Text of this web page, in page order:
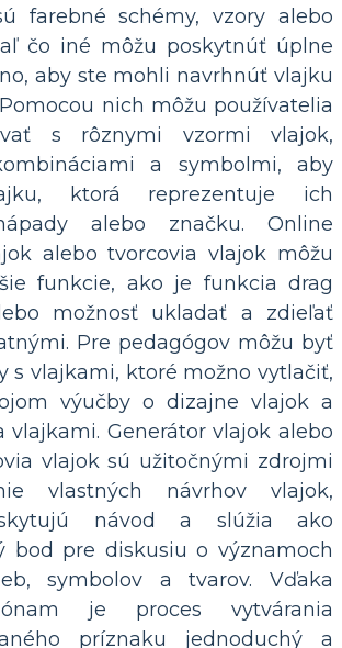
farebné schémy, vzory alebo
čo iné môžu poskytnúť úplne
aby ste mohli navrhnúť vlajku
nich môžu používatelia
s rôznymi vzormi vlajok,
a symbolmi, aby
ktorá reprezentuje ich
alebo značku. Online
alebo tvorcovia vlajok môžu
funkcie, ako je funkcia drag
možnosť ukladať a zdieľať
Pre pedagógov môžu byť
s vlajkami, ktoré možno vytlačiť,
výučby o dizajne vlajok a
vlajkami. Generátor vlajok alebo
vlajok sú užitočnými zdrojmi
vlastných návrhov vlajok,
návod a slúžia ako
bod pre diskusiu o významoch
symbolov a tvarov. Vďaka
je proces vytvárania
príznaku jednoduchý a